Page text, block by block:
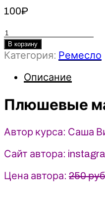
100₽
Количество
товара
Плюшевые
Лепка
-
Вихарева
В корзину
Категория: Ремесло
Описание
Плюшевые
Автор курса: Саша
Сайт автора:
Цена автора: 250